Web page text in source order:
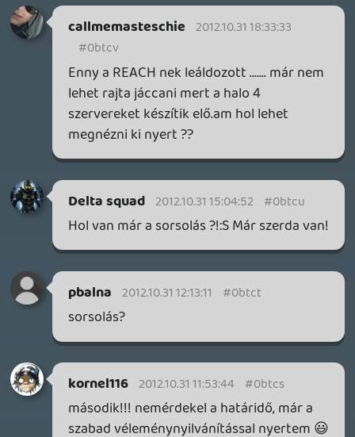
WiZZaRD 2012.10.29 09:03:56 #0btcf
Szerintem az első 😃
Jonnyfiu 2012.10.29 07:51:57 #0btce
Szerintem a második!
dirtydog87
Once hope is lost, everything is lost.
But while a human breaths it keeps
fighting for
and when its heart stops beating,
it only dies but can never be defeated.
and bring light to those place where hope
seems to be lost!
You are one of these heroes, you are a
soldier of Reach!
Szerintem a második!
xsipi 2012.10.28 22:22:21 #0btcb